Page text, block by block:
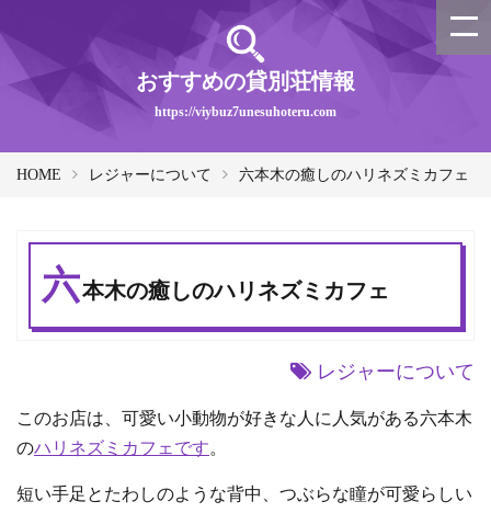
おすすめの貸別荘情報
https://viybuz7unesuhoteru.com
HOME レジャーについて 六本木の癒しのハリネズミカフェ
六本木の癒しのハリネズミカフェ
レジャーについて
このお店は、可愛い小動物が好きな人に人気がある六本木
のハリネズミカフェです。
短い手足とたわしのような背中、つぶらな瞳が可愛らしい